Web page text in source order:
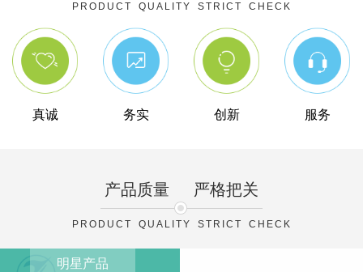
PRODUCT QUALITY STRICT CHECK
真诚 务实 创新 服务
产品质量 严格把关
PRODUCT QUALITY STRICT CHECK
明星产品